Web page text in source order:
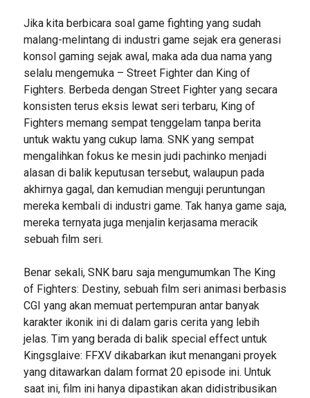
Jika kita berbicara soal game fighting yang sudah
malang-melintang di industri game sejak era generasi
konsol gaming sejak awal, maka ada dua nama yang
selalu mengemuka – Street Fighter dan King of
Fighters. Berbeda dengan Street Fighter yang secara
konsisten terus eksis lewat seri terbaru, King of
Fighters memang sempat tenggelam tanpa berita
untuk waktu yang cukup lama. SNK yang sempat
mengalihkan fokus ke mesin judi pachinko menjadi
alasan di balik keputusan tersebut, walaupun pada
akhirnya gagal, dan kemudian menguji peruntungan
mereka kembali di industri game. Tak hanya game saja,
mereka ternyata juga menjalin kerjasama meracik
sebuah film seri.
Benar sekali, SNK baru saja mengumumkan The King
of Fighters: Destiny, sebuah film seri animasi berbasis
CGI yang akan memuat pertempuran antar banyak
karakter ikonik ini di dalam garis cerita yang lebih
jelas. Tim yang berada di balik special effect untuk
Kingsglaive: FFXV dikabarkan ikut menangani proyek
yang ditawarkan dalam format 20 episode ini. Untuk
saat ini, film ini hanya dipastikan akan didistribusikan